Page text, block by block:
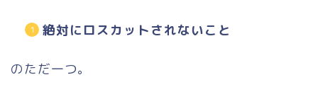
絶対にロスカットされないこと
のただ一つ。